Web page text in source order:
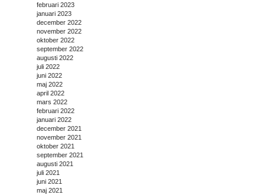
februari 2023
januari 2023
december 2022
november 2022
oktober 2022
september 2022
augusti 2022
juli 2022
juni 2022
maj 2022
april 2022
mars 2022
februari 2022
januari 2022
december 2021
november 2021
oktober 2021
september 2021
augusti 2021
juli 2021
juni 2021
maj 2021